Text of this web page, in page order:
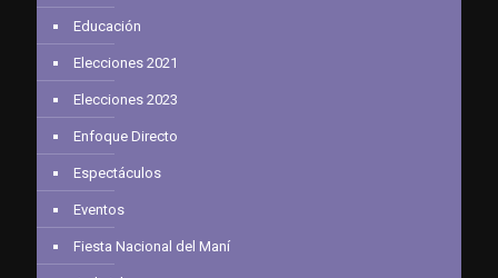
Educación
Elecciones 2021
Elecciones 2023
Enfoque Directo
Espectáculos
Eventos
Fiesta Nacional del Maní